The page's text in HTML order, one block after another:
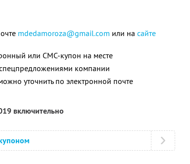
mdedamoroza@gmail.com или на сайте
или СМС-купон на месте
компании
уточнить по электронной почте
включительно